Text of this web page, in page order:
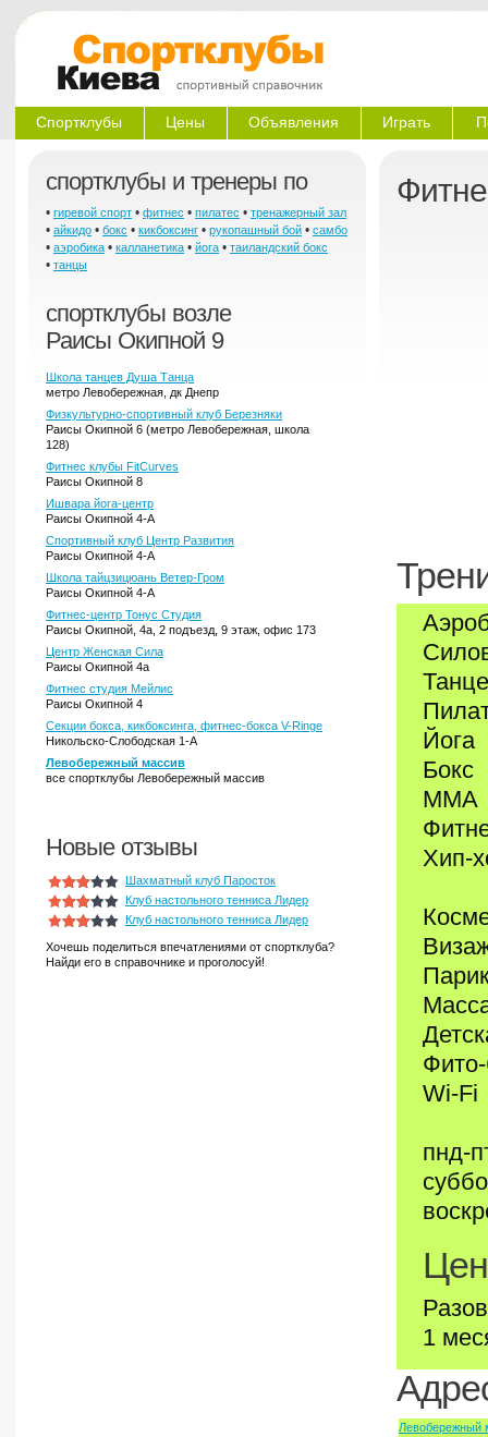
Спортклубы Цены Объявления Играть
спортклубы и тренеры по
• гиревой спорт • фитнес • пилатес • тренажерный зал
• айкидо • бокс • кикбоксинг • рукопашный бой • самбо
• аэробика • калланетика • йога • таиландский бокс
• танцы
спортклубы возле
Раисы Окипной 9
Школа танцев Душа Танца
метро Левобережная, дк Днепр
Физкультурно-спортивный клуб Березняки
Раисы Окипной 6 (метро Левобережная, школа
128)
Фитнес клубы FitCurves
Раисы Окипной 8
Ишвара йога-центр
Раисы Окипной 4-А
Спортивный клуб Центр Развития
Раисы Окипной 4-А
Школа тайцзицюань Ветер-Гром
Раисы Окипной 4-А
Фитнес-центр Тонус Студия
Раисы Окипной, 4а, 2 подъезд, 9 этаж, офис 173
Центр Женская Сила
Раисы Окипной 4а
Фитнес студия Мейлис
Раисы Окипной 4
Секции бокса, кикбоксинга, фитнес-бокса V-Ringe
Никольско-Слободская 1-А
Левобережный массив
все спортклубы Левобережный массив
Новые отзывы
Шахматный клуб Паросток
Клуб настольного тенниса Лидер
Клуб настольного тенниса Лидер
Хочешь поделиться впечатлениями от спортклуба?
Найди его в справочнике и проголосуй!
Йога
Бокс
MMA
Хип-
Wi-Fi
пнд-
1
Левобережный